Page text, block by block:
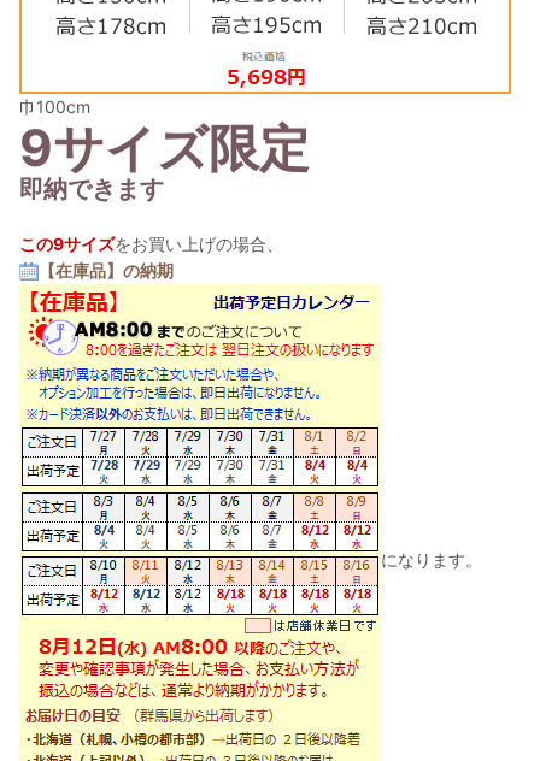
巾100cm
9サイズ限定
即納できます
この9サイズをお買い上げの場合、
【在庫品】の納期
になります。